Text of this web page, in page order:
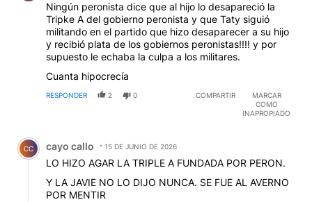
Ningún peronista dice que al hijo lo desapareció la
Tripke A del gobierno peronista y que Taty siguió
militando en el partido que hizo desaparecer a su hijo
y recibió plata de los gobiernos peronistas!!!! y por
supuesto le echaba la culpa a los militares.
Cuanta hipocrecía
RESPONDER 2 0 COMPARTIR
MARCAR
COMO
INAPROPIADO
Comentario de cayo callo.
CC cayo callo 15 DE JUNIO DE 2026
LO HIZO AGAR LA TRIPLE A FUNDADA POR PERON.
Y LA JAVIE NO LO DIJO NUNCA. SE FUE AL AVERNO
POR MENTIR